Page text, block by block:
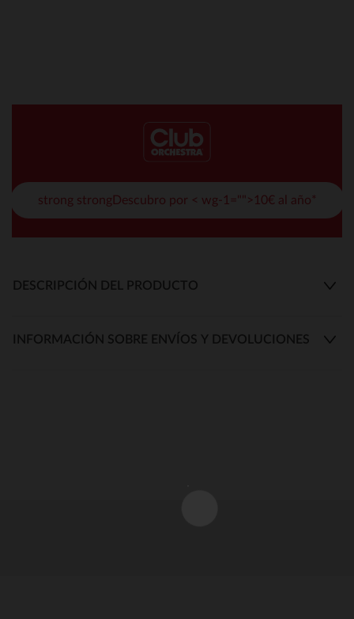
strong strongDescubro por < wg-1="">10€ al año*
DESCRIPCIÓN DEL PRODUCTO
INFORMACIÓN SOBRE ENVÍOS Y DEVOLUCIONES